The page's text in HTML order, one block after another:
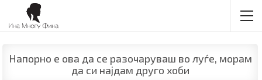
Напорно е ова да се разочаруваш во луѓе, морам
да си најдам друго хоби